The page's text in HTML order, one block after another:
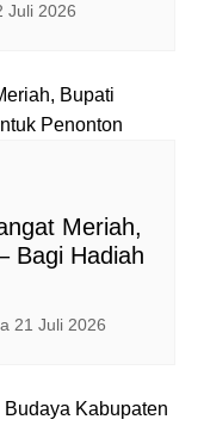
Juli 2026
Meriah,
Bagi Hadiah
21 Juli 2026